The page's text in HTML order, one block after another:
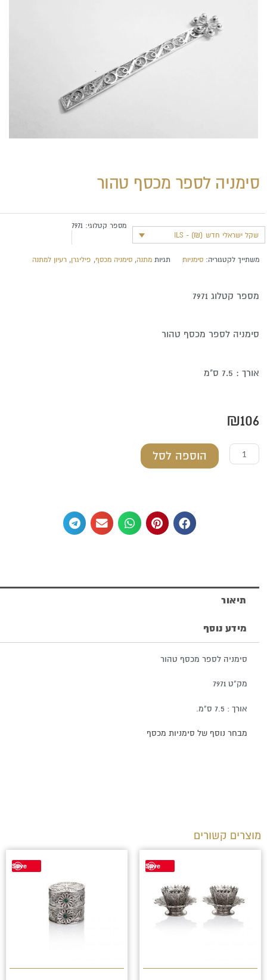
סימניה לספר מכסף טהור
שקל ישראלי חדש (₪) - ILS
מספר קטלוגי:7971
משתייך לקטגוריה: סימניות תגיות מתנה,סימניה מכסף,פיליגרן,רעיון למתנה
מספר קטלוג 7971
סימניה לספר מכסף טהור
אורך : 7.5 ס"מ
₪106
הוספה לסל
תיאור
מידע נוסף
סימניה לספר מכסף טהור
מק"ט 7971
אורך : 7.5 ס"מ.
מבחר נוסף של סימניות מכסף
מוצרים קשורים
Save
Save